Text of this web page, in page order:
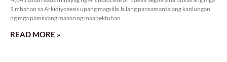
Simbahan sa Arkidiyosesis upang magsilbi bilang pansamantalang kanlungan
ng mga pamilyang maaaring maapektuhan
READ MORE »